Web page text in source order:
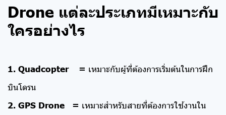
Drone แต่ละประเภทมีเหมาะกับ
ใครอย่างไร
1. Quadcopter = เหมาะกับผู้ที่ต้องการเริ่มต้นในการฝึก
บินโดรน
2. GPS Drone = เหมาะสำหรับสายที่ต้องการใช้งานใน